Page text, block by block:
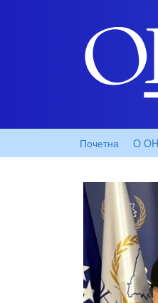
Почетна O